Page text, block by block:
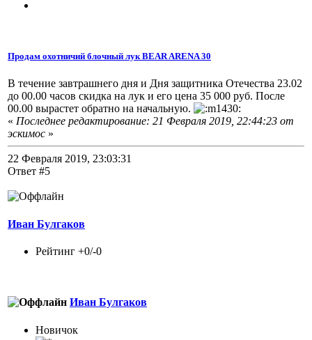
Продам охотничий блочный лук BEAR ARENA 30
В течение завтрашнего дня и Дня защитника Отечества 23.02
до 00.00 часов скидка на лук и его цена 35 000 руб. После
00.00 вырастет обратно на начальную.
« Последнее редактирование: 21 Февраля 2019, 22:44:23 от
эскимос »
22 Февраля 2019, 23:03:31
Ответ #5
Иван Булгаков
Рейтинг +0/-0
Иван Булгаков
Новичок